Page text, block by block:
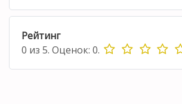
Рейтинг
0 из 5. Оценок: 0.